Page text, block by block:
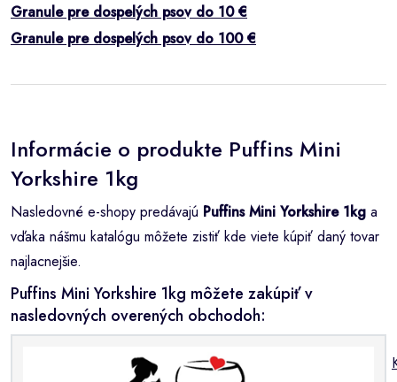
Granule pre dospelých psov do 10 €
Granule pre dospelých psov do 100 €
Informácie o produkte Puffins Mini
Yorkshire 1kg
Nasledovné e-shopy predávajú Puffins Mini Yorkshire 1kg a
vďaka nášmu katalógu môžete zistiť kde viete kúpiť daný tovar
najlacnejšie.
Puffins Mini Yorkshire 1kg môžete zakúpiť v
nasledovných overených obchodoh: